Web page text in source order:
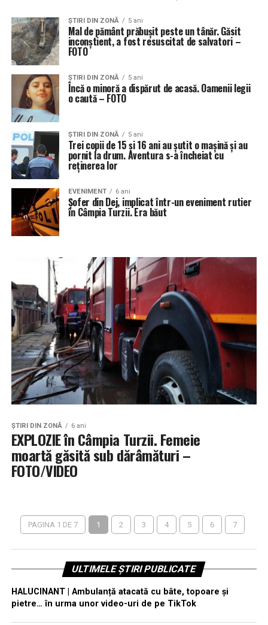
ŞTIRI DIN ZONĂ 5 ani
Mal de pământ prăbușit peste un tânăr. Găsit
inconștient, a fost resuscitat de salvatori –
FOTO
ŞTIRI DIN ZONĂ 5 ani
Încă o minoră a dispărut de acasă. Oamenii legii
o caută – FOTO
ŞTIRI DIN ZONĂ 5 ani
Trei copii de 15 și 16 ani au șutit o mașină și au
pornit la drum. Aventura s-a încheiat cu
reținerea lor
EVENIMENT 6 ani
Șofer din Dej, implicat într-un eveniment rutier
în Câmpia Turzii. Era băut
ŞTIRI DIN ZONĂ 6 ani
EXPLOZIE în Câmpia Turzii. Femeie
moartă găsită sub dărâmături –
FOTO/VIDEO
PAGINA 1 DE 7 1 2 3 4 5 6 7
ULTIMELE ȘTIRI PUBLICATE
HALUCINANT | Ambulanță atacată cu bâte, topoare și
pietre… în urma unor video-uri de pe TikTok